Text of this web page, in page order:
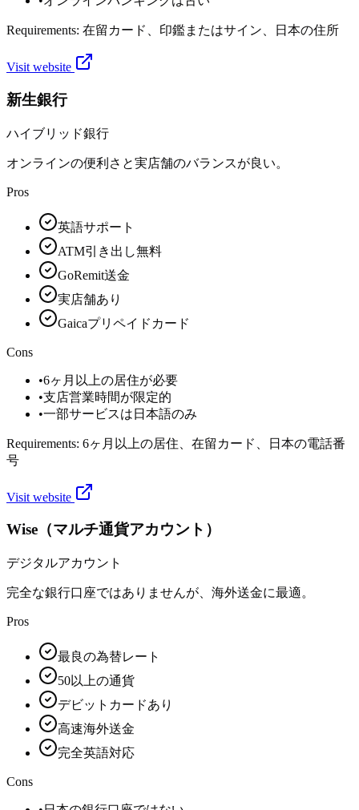
Requirements: 在留カード、印鑑またはサイン、日本の住所
Visit website
新生銀行
ハイブリッド銀行
オンラインの便利さと実店舗のバランスが良い。
Pros
英語サポート
ATM引き出し無料
GoRemit送金
実店舗あり
Gaicaプリペイドカード
Cons
•6ヶ月以上の居住が必要
•支店営業時間が限定的
•一部サービスは日本語のみ
Requirements: 6ヶ月以上の居住、在留カード、日本の電話番
号
Visit website
Wise（マルチ通貨アカウント）
デジタルアカウント
完全な銀行口座ではありませんが、海外送金に最適。
Pros
最良の為替レート
50以上の通貨
デビットカードあり
高速海外送金
完全英語対応
Cons